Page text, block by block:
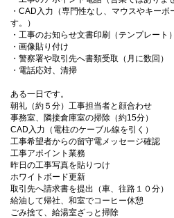
・CAD入力（専門性なし、マウスやキー
す。）
・工事のお知らせ文書印刷（テンプレート）
・画像貼り付け
・警察署や取引先へ書類受取（月に数回）
・電話応対、清掃
ある一日です。
朝礼（約５分）工事担当者と顔合わせ
事務室、隣接倉庫室の掃除（約15分）
CAD入力（電柱のケーブル線を引く）
工事希望者からの留守電メッセージ確認
工事アポイント業務
昨日の工事写真を貼りつけ
ホワイトボード更新
取引先へ請求書を提出（車、往路１０分）
給油して帰社、和室でコーヒー休憩
ごみ捨て、給湯室ざっと掃除